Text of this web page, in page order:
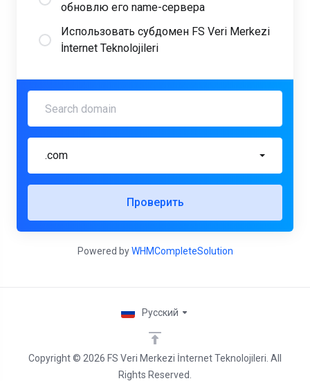
обновлю его name-сервера
Использовать субдомен FS Veri Merkezi
İnternet Teknolojileri
.com
Проверить
Powered byWHMCompleteSolution
Copyright © 2026 FS Veri Merkezi İnternet Teknolojileri. All
Rights Reserved.
Русский